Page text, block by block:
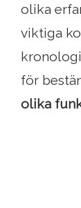
olika
viktiga
för
olika